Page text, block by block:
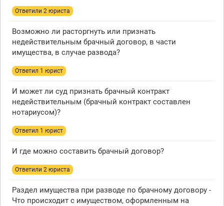
Ответили 2 юристa
Возможно ли расторгнуть или признать
недействительным брачный договор, в части
имущества, в случае развода?
Ответил 1 юрист
И может ли суд признать брачный контракт
недействительным (брачный контракт составлен
нотариусом)?
Ответил 1 юрист
И где можно составить брачный договор?
Ответили 2 юристa
Раздел имущества при разводе по брачному договору -
Что происходит с имуществом, оформленным на